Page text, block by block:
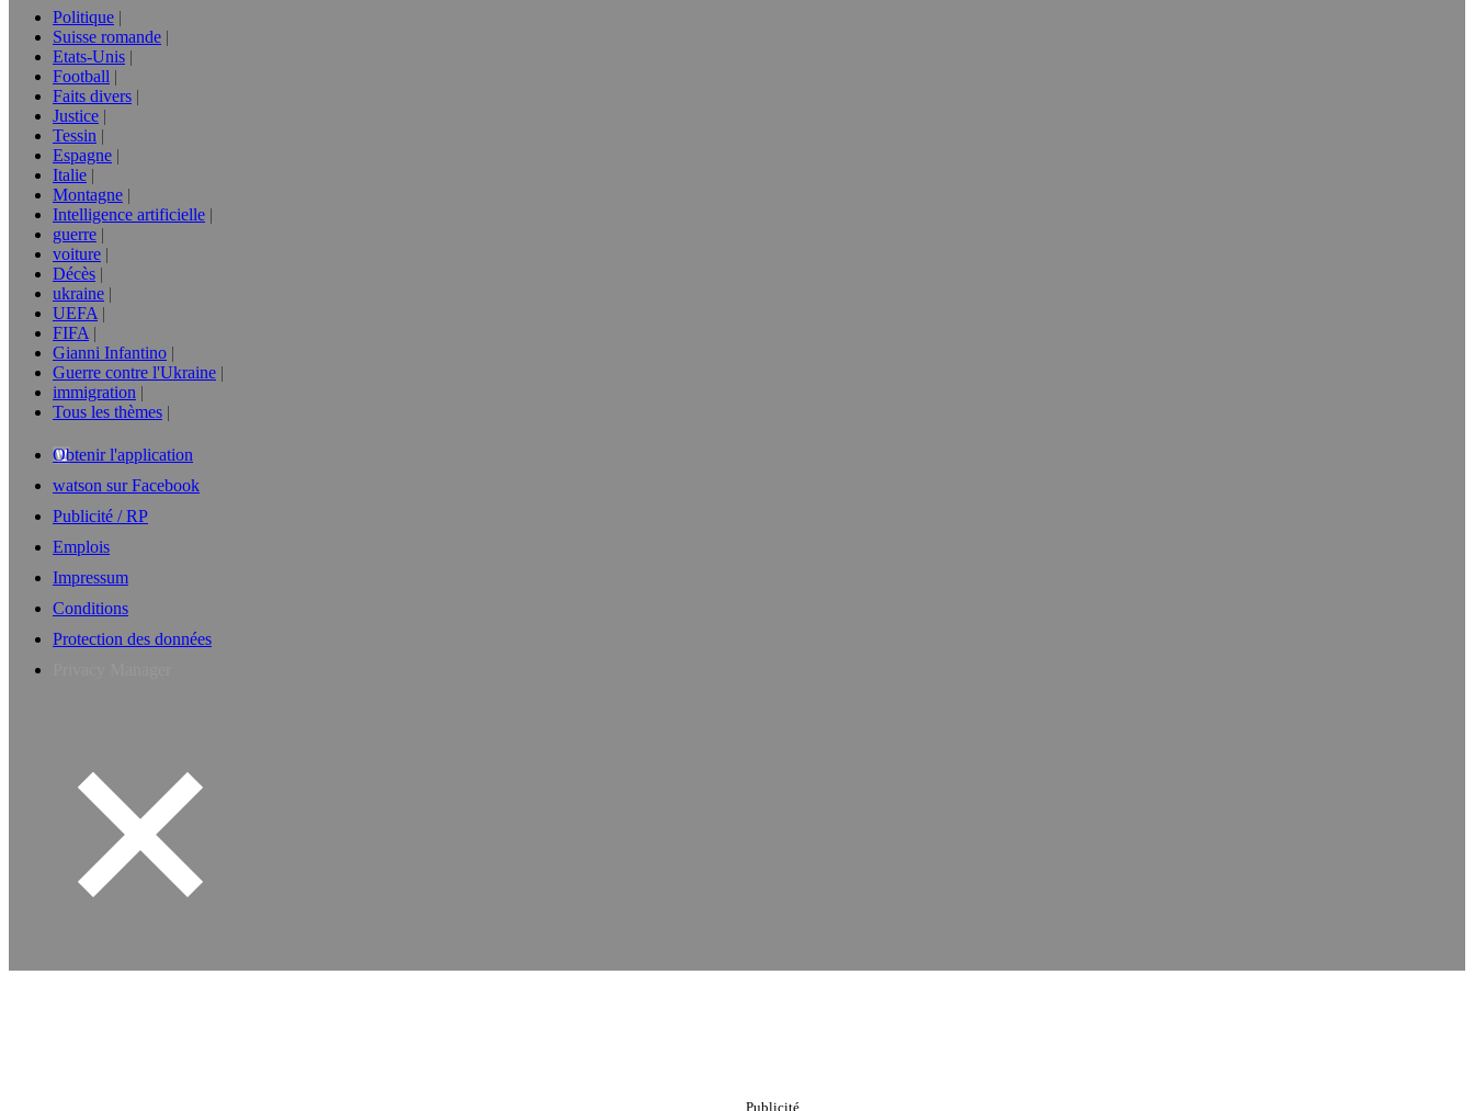
Politique
Suisse romande
Etats-Unis
Football
Faits divers
Justice
Tessin
Espagne
Italie
Montagne
Intelligence artificielle
guerre
voiture
Décès
ukraine
UEFA
FIFA
Gianni Infantino
Guerre contre l'Ukraine
immigration
Tous les thèmes
Obtenir l'application
watson sur Facebook
Publicité / RP
Emplois
Impressum
Conditions
Protection des données